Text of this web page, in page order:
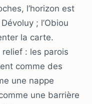
l’horizon est
; l’Obiou
la carte.
: les parois
comme des
une nappe
une barrière